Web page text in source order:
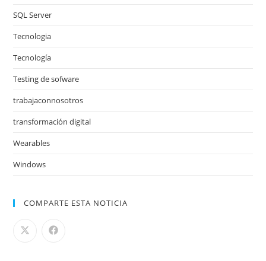
SQL Server
Tecnologia
Tecnología
Testing de sofware
trabajaconnosotros
transformación digital
Wearables
Windows
COMPARTE ESTA NOTICIA